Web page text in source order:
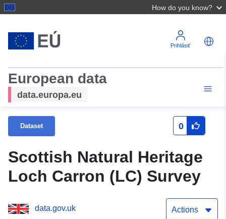
How do you know?
Prihlásiť
European data
data.europa.eu
Dataset 0
Scottish Natural Heritage
Loch Carron (LC) Survey
data.gov.uk Actions